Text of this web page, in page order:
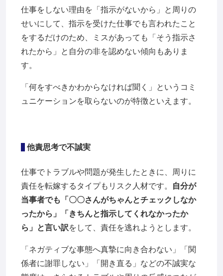
仕事をしない理由を「指示がないから」と周りの
せいにして、指示を受けた仕事でも言われたこと
をするだけのため、ミスがあっても「そう指示さ
れたから」と自分の非を認めない傾向もありま
す。
「何をすべきかわからなければ聞く」というコミ
ュニケーションを取らないのが特徴といえます。
他責思考で不誠実
仕事でトラブルや問題が発生したときに、周りに
責任を転嫁するタイプもリスク人材です。
自分が
当事者でも「〇〇さんがちゃんとチェックしなか
ったから」「きちんと指示してくれなかったか
ら」と言い訳をして、責任を逃れようとします。
「ネガティブな事態へ真摯に向き合わない」「関
係者に謝罪しない」「開き直る」などの不誠実な